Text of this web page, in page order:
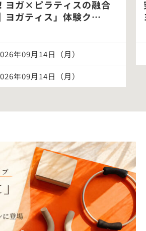
ヨガ×ピラティスの融合
ヨガティス」体験ク…
年09月14日（月）
年09月14日（月）